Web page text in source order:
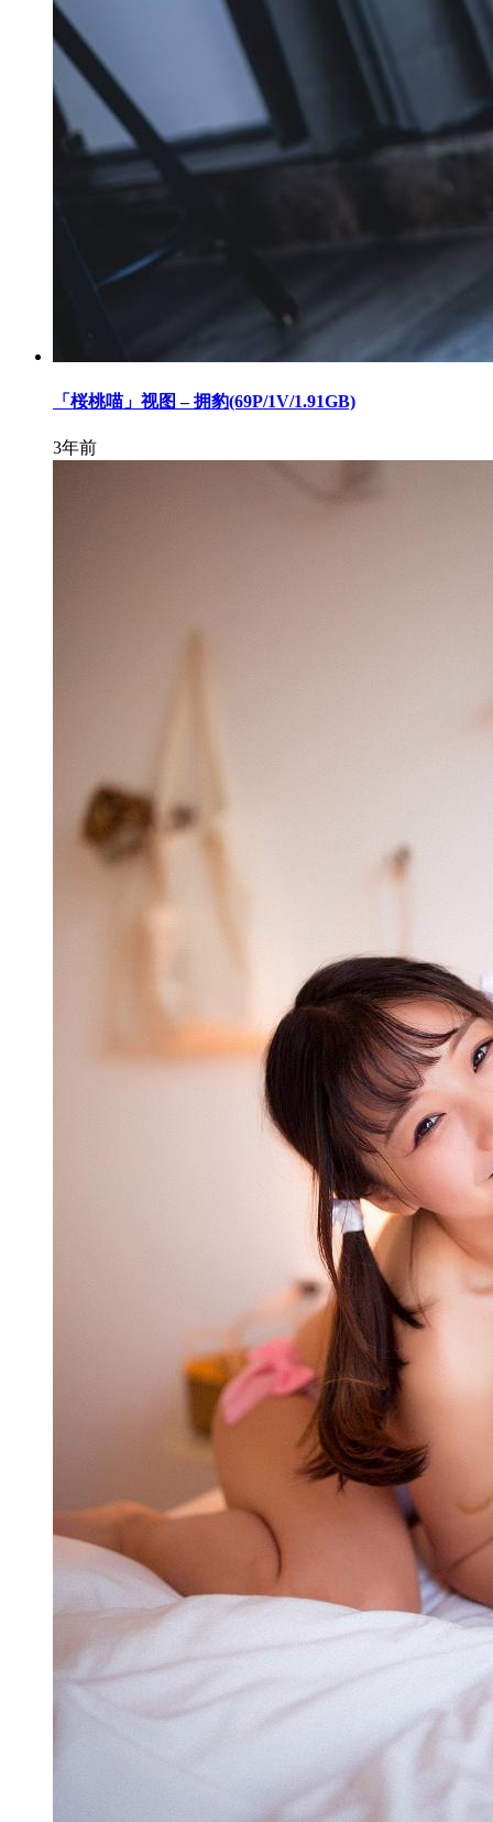
「桜桃喵」视图 – 拥豹(69P/1V/1.91GB)
3年前